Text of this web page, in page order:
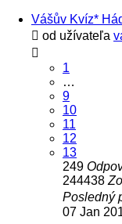
Vášův Kvíz*
od užívateľa
1
…
9
10
11
12
13
249
244438
Posledný
07 Jan